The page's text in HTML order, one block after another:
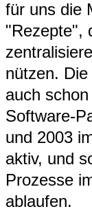
für uns die
"Rezepte",
nützen.
auch
Software-
und 2003
aktiv, und
Prozesse
ablaufen.